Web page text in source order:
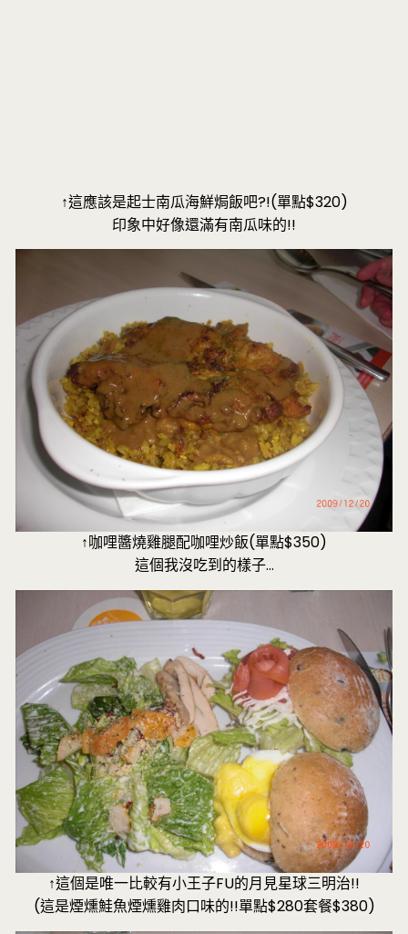
↑這應該是起士南瓜海鮮焗飯吧?!(單點$320)
印象中好像還滿有南瓜味的!!
↑咖哩醬燒雞腿配咖哩炒飯(單點$350)
這個我沒吃到的樣子…
↑這個是唯一比較有小王子FU的月見星球三明治!!
(這是煙燻鮭魚煙燻雞肉口味的!!單點$280套餐$380)